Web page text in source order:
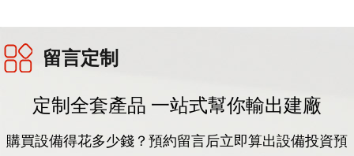
留言定制
定制全套產品 一站式幫你輸出建廠
購買設備得花多少錢？預約留言后立即算出設備投資預